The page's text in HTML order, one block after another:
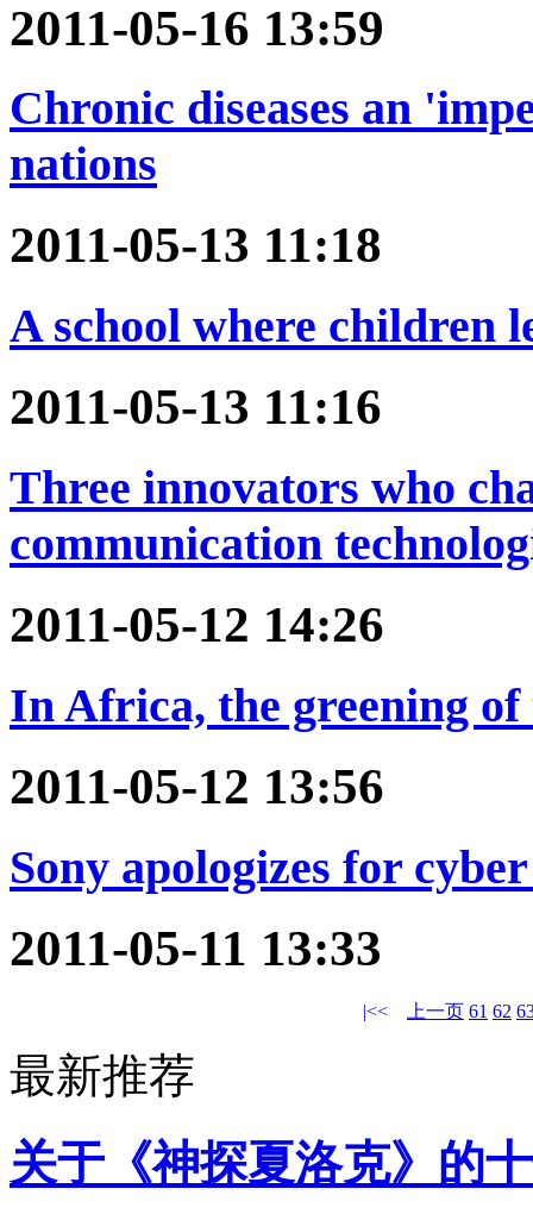
2011-05-16 13:59
Chronic diseases an
nations
2011-05-13 11:18
A school where children
2011-05-13 11:16
Three innovators who
communication
2011-05-12 14:26
In Africa, the greening of
2011-05-12 13:56
Sony apologizes for
2011-05-11 13:33
|<< 上一页 61 62
最新推荐
关于《神探夏洛克》的